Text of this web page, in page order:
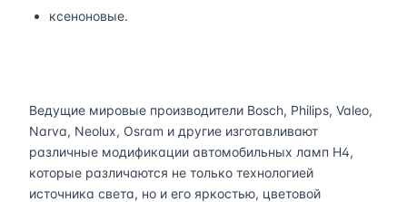
ксеноновые.
Ведущие мировые производители Bosch, Philips, Valeo,
Narva, Neolux, Osram и другие изготавливают
различные модификации автомобильных ламп H4,
которые различаются не только технологией
источника света, но и его яркостью, цветовой